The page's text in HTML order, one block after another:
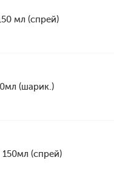
мл (спрей)
(шарик.)
(спрей)